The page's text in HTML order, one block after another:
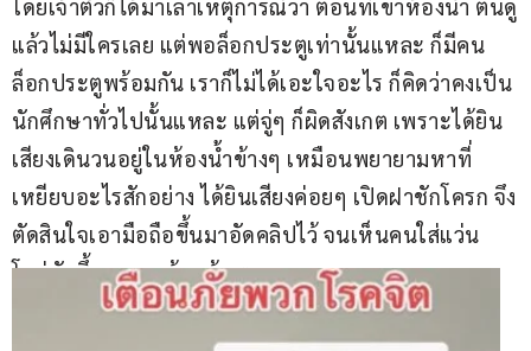
โดยเจ้าตัวก็ได้มาเล่าเหตุการณ์ว่า ตอนที่เขาห้องน้ำ ตนดู
แล้วไม่มีใครเลย แต่พอล็อกประตูเท่านั้นแหละ ก็มีคน
ล็อกประตูพร้อมกัน เราก็ไม่ได้เอะใจอะไร ก็คิดว่าคงเป็น
นักศึกษาทั่วไปนั้นแหละ แต่จู่ๆ ก็ผิดสังเกต เพราะได้ยิน
เสียงเดินวนอยู่ในห้องน้ำข้างๆ เหมือนพยายามหาที่
เหยียบอะไรสักอย่าง ได้ยินเสียงค่อยๆ เปิดฝาชักโครก จึง
ตัดสินใจเอามือถือขึ้นมาอัดคลิปไว้ จนเห็นคนใส่แว่น
โผล่หัวขึ้นมาจากห้องข้างๆ